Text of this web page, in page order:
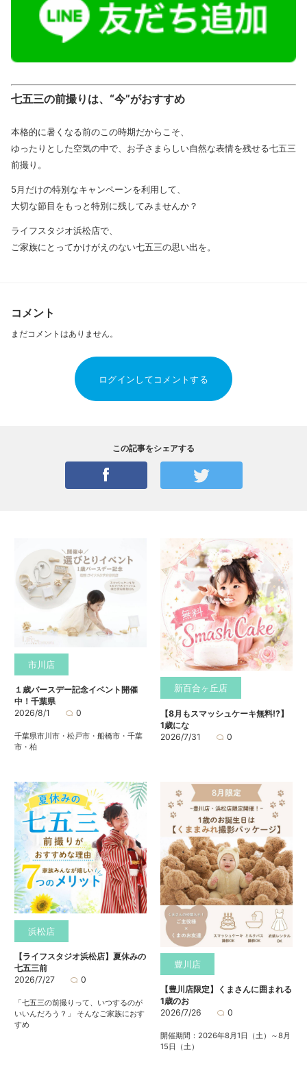
七五三の前撮りは、“今”がおすすめ
本格的に暑くなる前のこの時期だからこそ、
ゆったりとした空気の中で、お子さまらしい自然な表情を残せる七五三
前撮り。
5月だけの特別なキャンペーンを利用して、
大切な節目をもっと特別に残してみませんか？
ライフスタジオ浜松店で、
ご家族にとってかけがえのない七五三の思い出を。
コメント
まだコメントはありません。
ログインしてコメントする
この記事をシェアする
市川店
１歳バースデー記念イベント開催
中！千葉県
2026/8/1
0
千葉県市川市・松戸市・船橋市・千葉
市・柏
新百合ヶ丘店
【8月もスマッシュケーキ無料⁉】
1歳にな
2026/7/31
0
浜松店
【ライフスタジオ浜松店】夏休みの
七五三前
2026/7/27
0
「七五三の前撮りって、いつするのが
いいんだろう？」 そんなご家族におす
すめ
豊川店
【豊川店限定】くまさんに囲まれる
1歳のお
2026/7/26
0
開催期間：2026年8月1日（土）～8月
15日（土）